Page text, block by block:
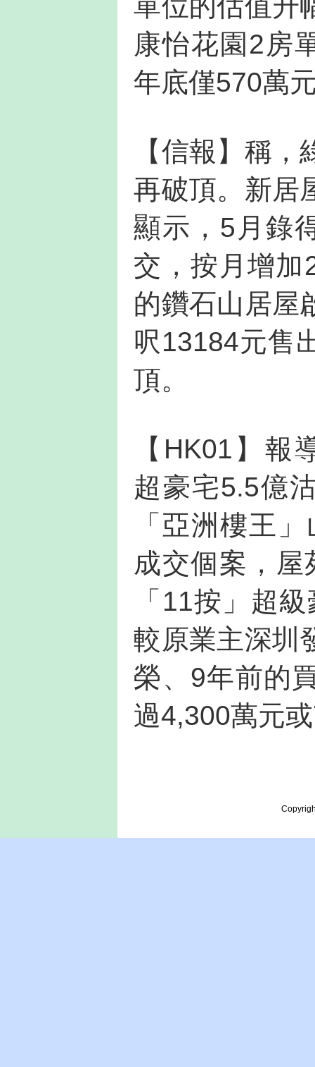
康怡花園2房
年底僅570萬
【信報】稱
再破頂。新居
顯示，5月錄
交，按月增加
的鑽石山居屋
呎13184元售
頂。
【HK01】報
超豪宅5.5億
「亞洲樓王
成交個案，屋
「11按」超
較原業主深圳
榮、9年前的
過4,300萬元